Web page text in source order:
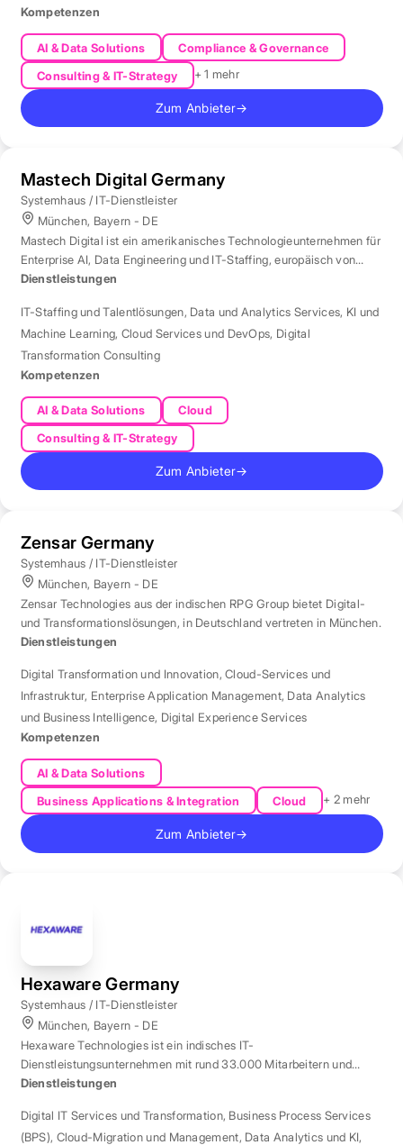
Kompetenzen
AI & Data Solutions
Compliance & Governance
Consulting & IT-Strategy
+ 1 mehr
Zum Anbieter→
Mastech Digital Germany
Systemhaus / IT-Dienstleister
München, Bayern - DE
Mastech Digital ist ein amerikanisches Technologieunternehmen für
Enterprise AI, Data Engineering und IT-Staffing, europäisch von
London aus betreut.
Dienstleistungen
IT-Staffing und Talentlösungen, Data und Analytics Services, KI und
Machine Learning, Cloud Services und DevOps, Digital
Transformation Consulting
Kompetenzen
AI & Data Solutions
Cloud
Consulting & IT-Strategy
Zum Anbieter→
Zensar Germany
Systemhaus / IT-Dienstleister
München, Bayern - DE
Zensar Technologies aus der indischen RPG Group bietet Digital-
und Transformationslösungen, in Deutschland vertreten in München.
Dienstleistungen
Digital Transformation und Innovation,Cloud-Services und
Infrastruktur, Enterprise Application Management, Data Analytics
und Business Intelligence, Digital Experience Services
Kompetenzen
AI & Data Solutions
Business Applications & Integration
Cloud + 2 mehr
Zum Anbieter→
Hexaware Germany
Systemhaus / IT-Dienstleister
München, Bayern - DE
Hexaware Technologies ist ein indisches IT-
Dienstleistungsunternehmen mit rund 33.000 Mitarbeitern und
Standort München für Automatisierung und KI.
Dienstleistungen
Digital IT Services und Transformation, Business Process Services
(BPS), Cloud-Migration und Management, Data Analytics und KI,